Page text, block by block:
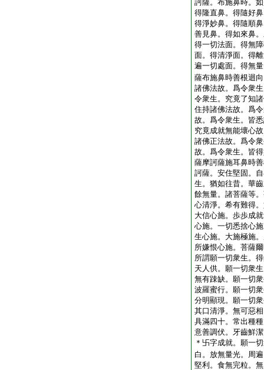
訶薩。布施鼻時。
得隆直鼻。得隨好
得淨妙鼻。得隨順
善見鼻。得如來鼻
得一切法面。得無
面。得清淨面。得
遍一切處面。得無
薩布施鼻時善根迴
諸佛法故。爲令衆
令衆生。究竟了知
住持諸佛法故。爲
故。爲令衆生。皆
究竟成就無能壞心
諸佛正法故。爲令
故。爲令衆生。皆
薩摩訶薩施耳鼻時
訶薩。安住堅固。
生。猶如往昔。華
餘無量。諸菩薩等
心清淨。希有難得
大信心施。歩歩成
心施。一切悉捨心
生心施。大施極施
所嫌恨心施。菩薩
所謂願一切衆生。
天人供。願一切衆
無有踈缺。願一切
波羅蜜行。願一切
分明顯現。願一切
其口清淨。無可惡
具滿四十。常出種
意善調伏。牙齒鮮
＊卐字成就。願一
白。放無量光。周
堅利。食無完粒。